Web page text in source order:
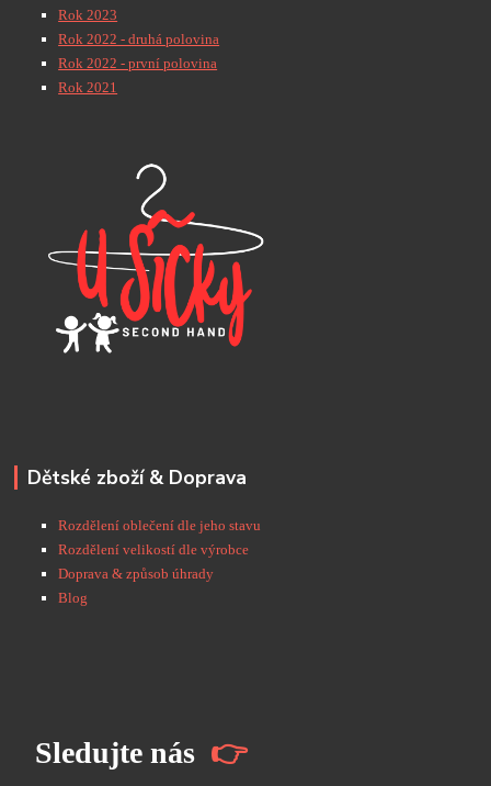
Rok 2023
Rok 2022 - druhá polovina
Rok 2022 - první polovina
Rok 2021
Dětské zboží & Doprava
Rozdělení oblečení dle jeho stavu
Rozdělení velikostí dle výrobce
Doprava & způsob úhrady
Blog
Sledujte nás 👉